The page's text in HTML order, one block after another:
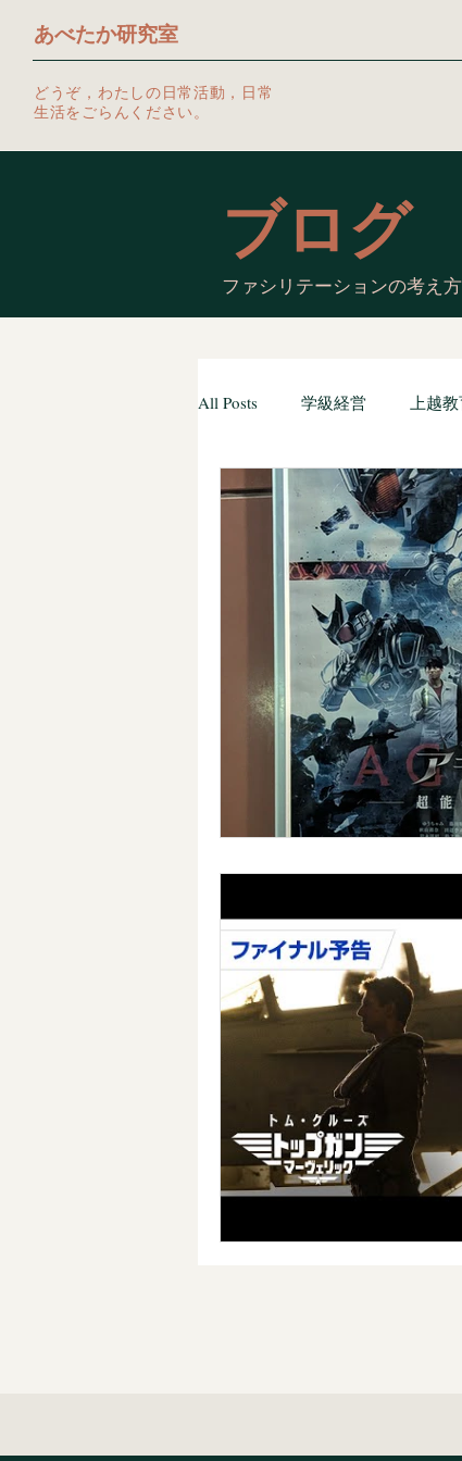
あべたか研究室
どうぞ，わたしの日常活動，日常
生活をごらんください。
ブログ
ファシリテーションの考え
All Posts 学級経営 上越
ツール 授業づくりネッ
Kindle